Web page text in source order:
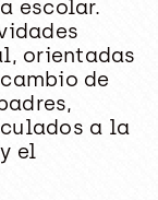
escolar.
orientadas
de
,
a la
el